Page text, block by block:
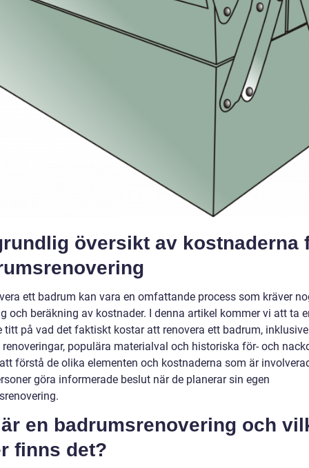
översikt av kostnaderna
ett badrum kan vara en omfattande process som kräver
och beräkning av kostnader. I denna artikel kommer vi att ta
titt på vad det faktiskt kostar att renovera ett badrum,
renoveringar, populära materialval och historiska för- och
förstå de olika elementen och kostnaderna som är
göra informerade beslut när de planerar sin egen
en badrumsrenovering och
finns det?